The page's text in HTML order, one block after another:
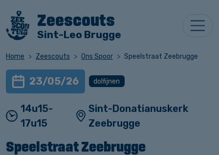
Zeescouts
Sint-Leo Brugge
Home Zeescouts Ons Spoor Speelstraat Zeebrugge
23/05/26 dolfijnen
14u15-
17u15
Sint-Donatianuskerk
Zeebrugge
Speelstraat Zeebrugge